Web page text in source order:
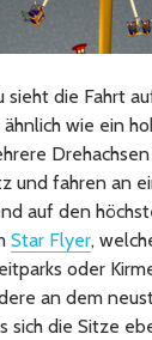
sieht die Fahrt
ähnlich wie ein
Drehachsen
und fahren an
auf den
Star Flyer,
oder
an dem
sich die Sitze